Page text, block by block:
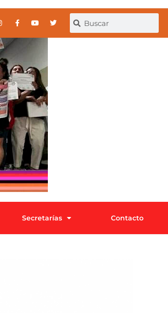
Secretarías Contacto